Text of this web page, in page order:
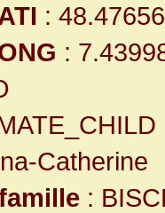
:
:
Catherine
: